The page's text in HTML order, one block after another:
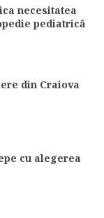
necesitatea
pediatrică
din Craiova
cu alegerea